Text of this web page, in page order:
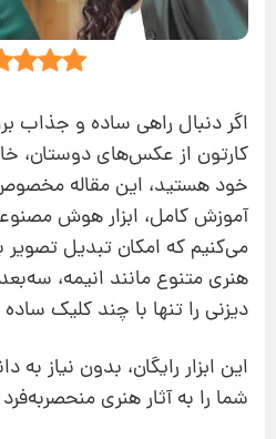
اگر دنبال راهی ساده و جذاب
کارتون از عکس‌های دوستان،
خود هستید، این مقاله
می‌کنیم که امکان تبدیل
هنری متنوع مانند انیمه،
دیزنی را تنها با چند کلیک
این ابزار رایگان، بدون نیاز
شما را به آثار هنری